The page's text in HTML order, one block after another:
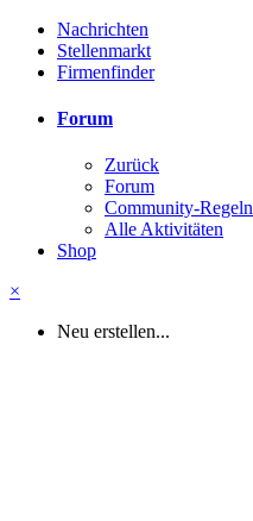
Nachrichten
Stellenmarkt
Firmenfinder
Forum
Zurück
Forum
Community-Regeln
Alle Aktivitäten
Shop
×
Neu erstellen...